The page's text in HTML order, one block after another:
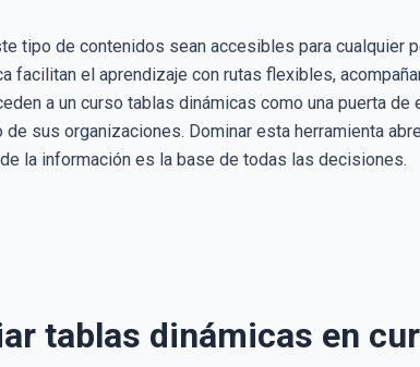
tipo de contenidos sean accesibles para cualquier
facilitan el aprendizaje con rutas flexibles,
a un curso tablas dinámicas como una puerta de
sus organizaciones. Dominar esta herramienta
la información es la base de todas las decisiones.
tablas dinámicas en